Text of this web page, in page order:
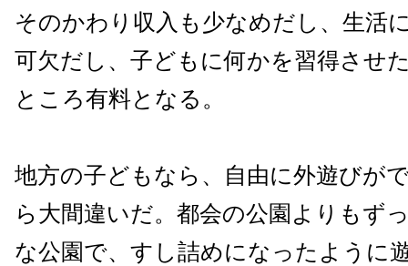
そのかわり収入も少なめだし、生活
可欠だし、子どもに何かを習得させ
ところ有料となる。
地方の子どもなら、自由に外遊びが
ら大間違いだ。都会の公園よりもず
な公園で、すし詰めになったように